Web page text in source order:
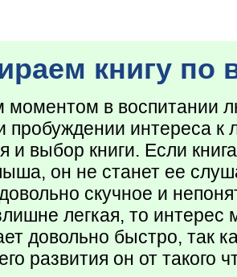
книгу по
в воспитании
пробуждении интереса к
и выбор книги. Если
он не станет ее
скучное и
легкая, то
довольно быстро, так
развития он от такого